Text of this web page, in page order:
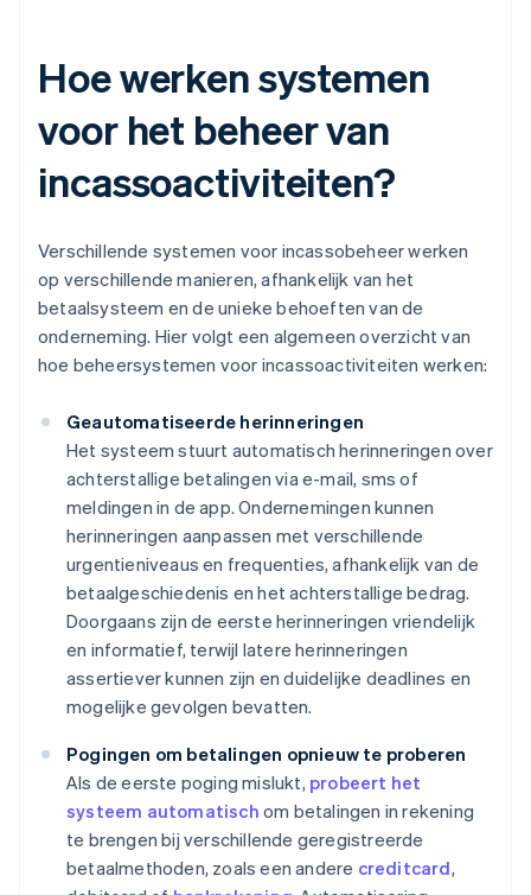
Hoe werken systemen
voor het beheer van
incassoactiviteiten?
Verschillende systemen voor incassobeheer werken
op verschillende manieren, afhankelijk van het
betaalsysteem en de unieke behoeften van de
onderneming. Hier volgt een algemeen overzicht van
hoe beheersystemen voor incassoactiviteiten werken:
Geautomatiseerde herinneringen
Het systeem stuurt automatisch herinneringen over
achterstallige betalingen via e-mail, sms of
meldingen in de app. Ondernemingen kunnen
herinneringen aanpassen met verschillende
urgentieniveaus en frequenties, afhankelijk van de
betaalgeschiedenis en het achterstallige bedrag.
Doorgaans zijn de eerste herinneringen vriendelijk
en informatief, terwijl latere herinneringen
assertiever kunnen zijn en duidelijke deadlines en
mogelijke gevolgen bevatten.
Pogingen om betalingen opnieuw te proberen
Als de eerste poging mislukt, probeert het
systeem automatisch om betalingen in rekening
te brengen bij verschillende geregistreerde
betaalmethoden, zoals een andere creditcard,